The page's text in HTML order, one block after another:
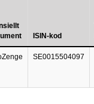
ISIN-kod
SE0015504097